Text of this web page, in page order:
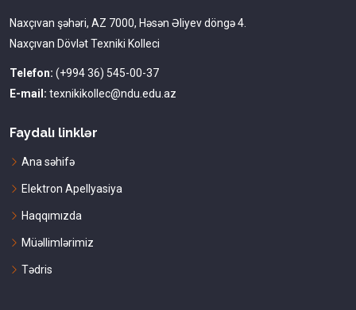
Naxçıvan şəhəri, AZ 7000, Həsən Əliyev döngə 4.
Naxçıvan Dövlət Texniki Kolleci
Telefon: (+994 36) 545-00-37
E-mail: texnikikollec@ndu.edu.az
Faydalı linklər
Ana səhifə
Elektron Apellyasiya
Haqqımızda
Müəllimlərimiz
Tədris